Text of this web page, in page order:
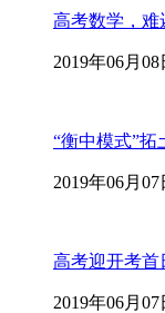
高考数学，难
2019年06月08
“衡中模式”
2019年06月07
高考迎开考首
2019年06月07